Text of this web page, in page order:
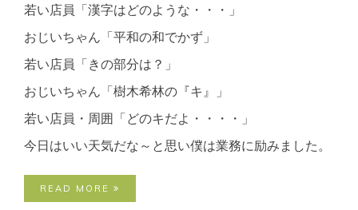
若い店員「漢字はどのような・・・」
おじいちゃん「平和の和でかず」
若い店員「きの部分は？」
おじいちゃん「樹木希林の『キ』」
若い店員・周囲「どのキだよ・・・・」
今日はいい天気だな～と思い僕は業務に励みました。
READ MORE